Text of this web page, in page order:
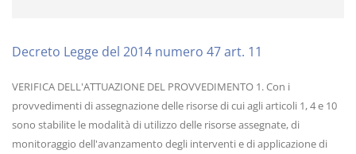
Decreto Legge del 2014 numero 47 art. 11
VERIFICA DELL'ATTUAZIONE DEL PROVVEDIMENTO 1. Con i
provvedimenti di assegnazione delle risorse di cui agli articoli 1, 4 e 10
sono stabilite le modalità di utilizzo delle risorse assegnate, di
monitoraggio dell'avanzamento degli interventi e di applicazione di